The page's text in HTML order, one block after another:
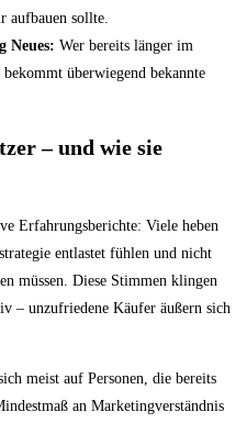
aufbauen sollte.
Neues: Wer bereits länger im
überwiegend bekannte
– und wie sie
Erfahrungsberichte: Viele heben
entlastet fühlen und nicht
müssen. Diese Stimmen klingen
– unzufriedene Käufer äußern sich
meist auf Personen, die bereits
an Marketingverständnis